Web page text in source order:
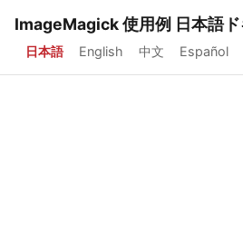
ImageMagick 使用例 日本語ド
日本語 English 中文 Español